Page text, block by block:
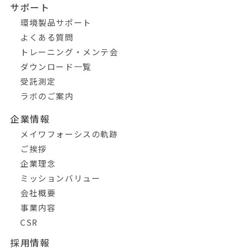
サポート
環境製品サポート
よくある質問
トレーニング・メンテ会
ダウンロード一覧
受託測定
ラボのご案内
企業情報
メイワフォーシスの軌跡
ご挨拶
企業理念
ミッションバリュー
会社概要
事業内容
CSR
採用情報